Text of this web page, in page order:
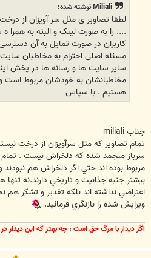
Miliali نوشته شده:
لطفا تصاویر ی مثل سر آویزان از
.... را به صورت لینک و البته به همرا
کاربران در صورت تمایل به آن
مسئله اصلی احترام به مخاطبان
سایر سایت ها و رسانه ها در پخش
مخاطبانشان به خودشان مربوط است
هستیم . با سپاس
جناب miliali
تمام تصاوير كه مثل سرآويزان از درخت
سرباز منجمد شده كه دلخراش نيست . تمام
مربوط بوده اند حتي اگر دلخراش هم نبودند
بيشتر جنبه جذابيت و تاريخي دارند.نه تنها
اعتراضي نداشته اند بلكه تقدير و تشكر هم
ويرايش شده را بازنگري فرمائيد.
اگر ديدار با مرگ حق است ، چه بهتر كه اين ديدار